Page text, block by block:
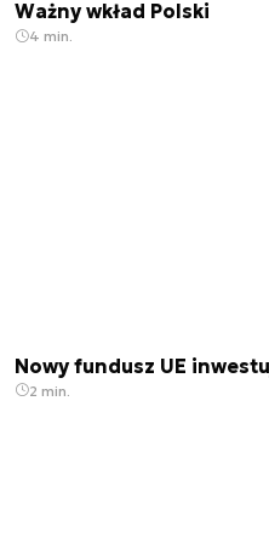
Ważny wkład Polski
4 min.
Nowy fundusz UE
2 min.